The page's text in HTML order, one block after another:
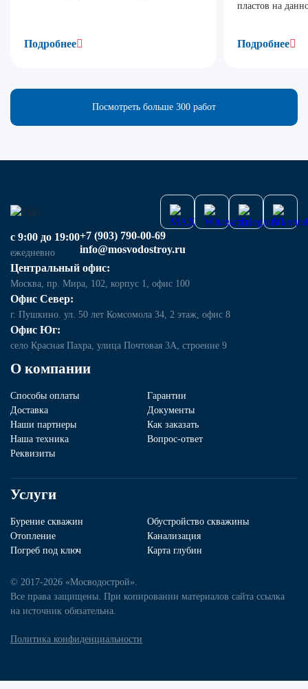
Подробнее
пластов на
Подробнее
Посмотреть больше 300 работ
О компании
Способы оплаты
Гарантии
Доставка
Документы
Наши партнеры
Как заказать
Наша техника
Вопрос-ответ
Реквизиты
Услуги
Бурение скважин
Обустройство скважины
Отопление
Канализация
Погреб под ключ
Карта глубин
с 9:00 до 19:00
ежедневно
+7 (903) 790-00-69
info@mosvodostroy.ru
Центральный офис:
Москва, пр. Мира, 102, корпус 1, офис 100
Офис Север:
г. Пушкино. ул. 50 лет Комсомола 34, 2 этаж, офис 8
Офис Юг:
село Красная Пахра, улица Почтовая 3А, строение 9
© 2017-2026 «Мосводострой».
Все права защищены. При копировании материалов сайта ссылка
на источник обязательна.
Политика конфиденциальности